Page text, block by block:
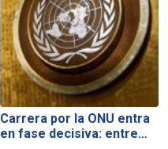
Carrera por la ONU entra
en fase decisiva: entre…